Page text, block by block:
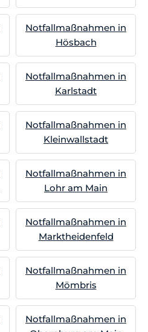
Notfallmaßnahmen in
Hösbach
Notfallmaßnahmen in
Karlstadt
Notfallmaßnahmen in
Kleinwallstadt
Notfallmaßnahmen in
Lohr am Main
Notfallmaßnahmen in
Marktheidenfeld
Notfallmaßnahmen in
Mömbris
Notfallmaßnahmen in